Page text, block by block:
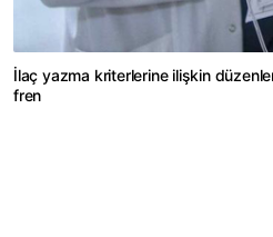
İlaç yazma kriterlerine ilişkin
fren